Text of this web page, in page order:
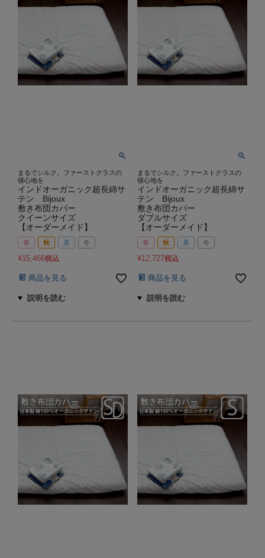
まるでシルク。ファーストクラスの
寝心地を
インドオーガニック超長綿サ
テン Bijoux
敷き布団カバー
クイーンサイズ
【オーダーメイド】
春 秋 夏 冬
¥15,466税込
商品を見る
まるでシルク。ファーストクラスの
寝心地を
インドオーガニック超長綿サ
テン Bijoux
敷き布団カバー
ダブルサイズ
【オーダーメイド】
春 秋 夏 冬
¥12,727税込
商品を見る